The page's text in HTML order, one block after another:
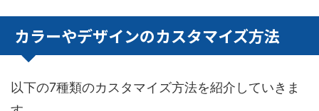
カラーやデザインのカスタマイズ方法
以下の7種類のカスタマイズ方法を紹介していきま